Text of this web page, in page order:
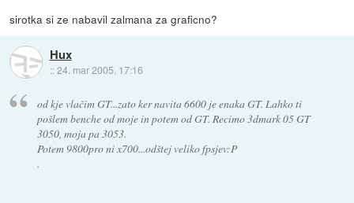
sirotka si ze nabavil zalmana za graficno?
Hux
::24. mar 2005, 17:16
od kje vlačim GT...zato ker navita 6600 je enaka GT. Lahko ti
pošlem benche od moje in potem od GT. Recimo 3dmark 05 GT
3050, moja pa 3053.
Potem 9800pro ni x700...odštej veliko fpsjev:P
.